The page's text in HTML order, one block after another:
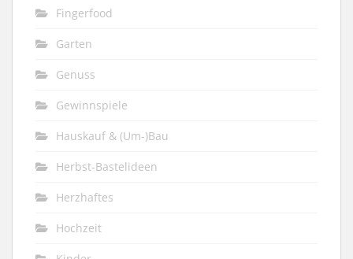
Fingerfood
Garten
Genuss
Gewinnspiele
Hauskauf & (Um-)Bau
Herbst-Bastelideen
Herzhaftes
Hochzeit